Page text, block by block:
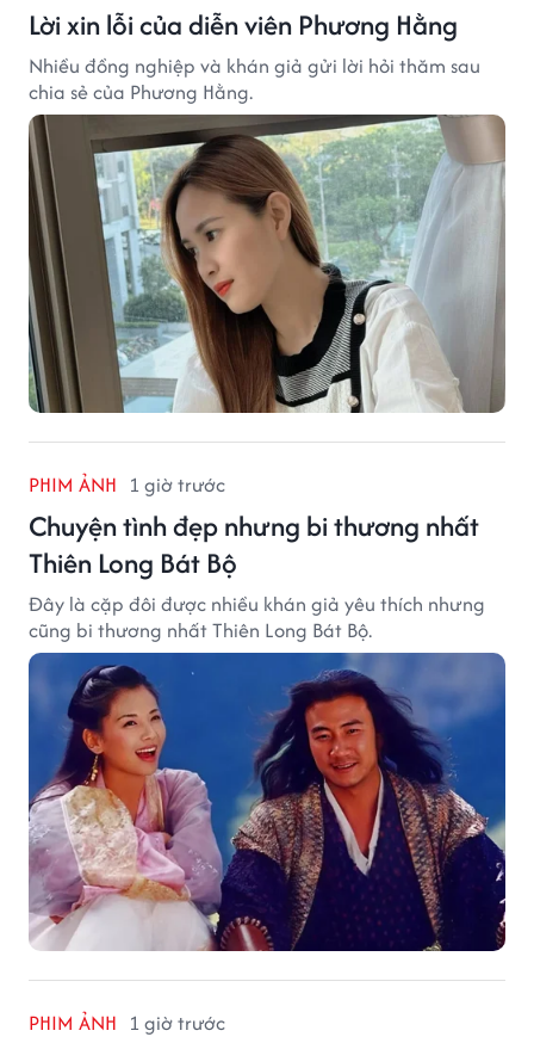
Lời xin lỗi của diễn viên Phương Hằng
Nhiều đồng nghiệp và khán giả gửi lời hỏi thăm sau
chia sẻ của Phương Hằng.
PHIM ẢNH 1 giờ trước
Chuyện tình đẹp nhưng bi thương nhất
Thiên Long Bát Bộ
Đây là cặp đôi được nhiều khán giả yêu thích nhưng
cũng bi thương nhất Thiên Long Bát Bộ.
PHIM ẢNH 1 giờ trước